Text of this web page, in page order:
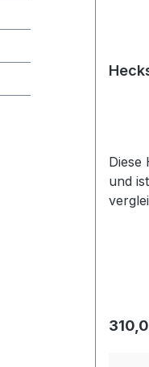
Diese
und